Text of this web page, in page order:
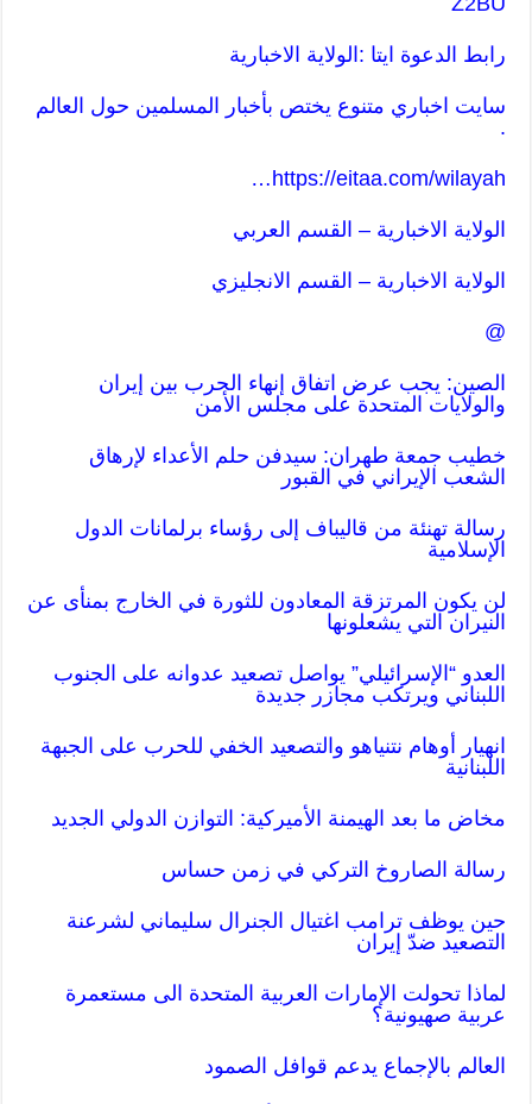
رابط الدعوة ايتا :الولاية الاخبارية
سايت اخباري متنوع يختص بأخبار المسلمين حول العالم
.
https://eitaa.com/wilayah
…
الولاية الاخبارية – القسم العربي
الولاية الاخبارية – القسم ا لانجليزي
@
الصين: يجب عرض اتفاق إنهاء الحرب بين إيران
والولايات المتحدة على مجلس الأمن
خطيب جمعة طهران: سیدفن حلم الأعداء لإرهاق
الشعب الإيراني في القبور
رسالة تهنئة من قاليباف إلى رؤساء برلمانات الدول
الإسلامية
لن يكون المرتزقة المعادون للثورة في الخارج بمنأى عن
النيران التي يشعلونها
العدو “الإسرائيلي” يواصل تصعيد عدوانه على الجنوب
اللبناني ويرتكب مجازر جديدة
انهيار أوهام نتنياهو والتصعيد الخفي للحرب على الجبهة
اللبنانية
مخاض ما بعد الهيمنة الأميركية: التوازن الدولي الجديد
رسالة الصاروخ التركي في زمن حساس
حين يوظف ترامب اغتيال الجنرال سليماني لشرعنة
التصعيد ضدّ إيران
لماذا تحولت الإمارات العربية المتحدة الى مستعمرة
عربية صهيونية؟
العالم بالإجماع يدعم قوافل الصمود